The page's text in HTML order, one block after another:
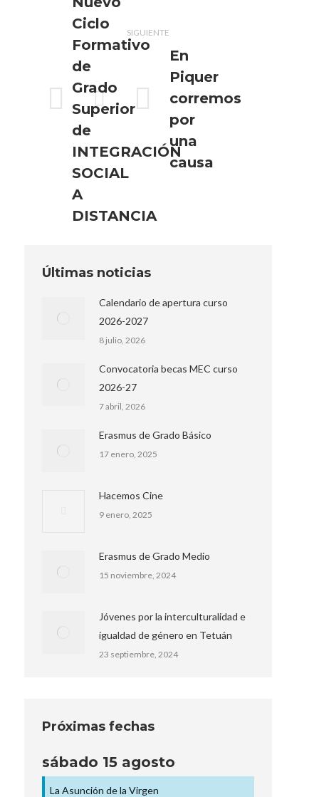
publicaciones
Publicación
anterior:
Ciclo
Formativo
de
Grado
Superior
de
INTEGRACIÓN
SOCIAL
A
DISTANCIA
SIGUIENTE
Publicación
siguiente:
En
Piquer
corremos
por
una
causa
Últimas noticias
Calendario de apertura curso
2026-2027
8 julio, 2026
Convocatoria becas MEC curso
2026-27
7 abril, 2026
Erasmus de Grado Básico
17 enero, 2025
Hacemos Cine
9 enero, 2025
Erasmus de Grado Medio
15 noviembre, 2024
Jóvenes por la interculturalidad e
igualdad de género en Tetuán
23 septiembre, 2024
Próximas fechas
sábado 15 agosto
La Asunción de la Virgen